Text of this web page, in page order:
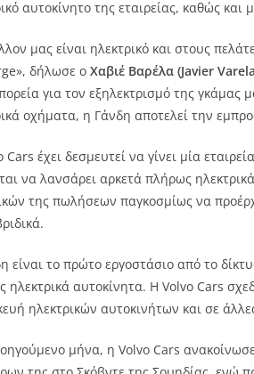
αυτοκίνητο της εταιρείας, καθώς
μας είναι ηλεκτρικό και στους
δήλωσε ο Χαβιέ Βαρέλα (Javier Varela
για τον εξηλεκτρισμό της γκάμας
οχήματα, η Γάνδη αποτελεί την
Cars έχει δεσμευτεί να γίνει μία
να λανσάρει αρκετά πλήρως
της πωλήσεων παγκοσμίως να
είναι το πρώτο εργοστάσιο από το
ηλεκτρικά αυτοκίνητα. Η Volvo Cars
ηλεκτρικών αυτοκινήτων και σε
μήνα, η Volvo Cars